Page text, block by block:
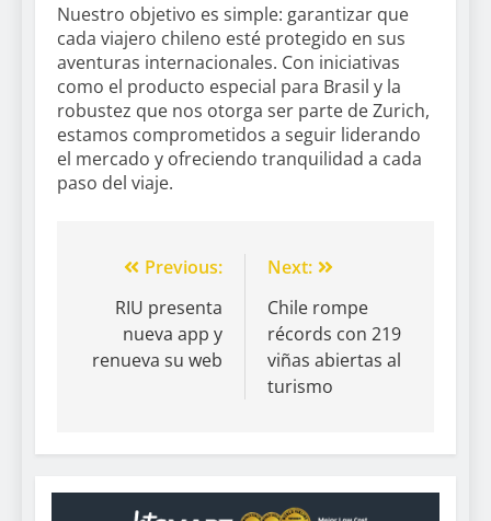
Nuestro objetivo es simple: garantizar que
cada viajero chileno esté protegido en sus
aventuras internacionales. Con iniciativas
como el producto especial para Brasil y la
robustez que nos otorga ser parte de Zurich,
estamos comprometidos a seguir liderando
el mercado y ofreciendo tranquilidad a cada
paso del viaje.
Previous:
RIU presenta
nueva app y
renueva su web
Next:
Chile rompe
récords con 219
viñas abiertas al
turismo